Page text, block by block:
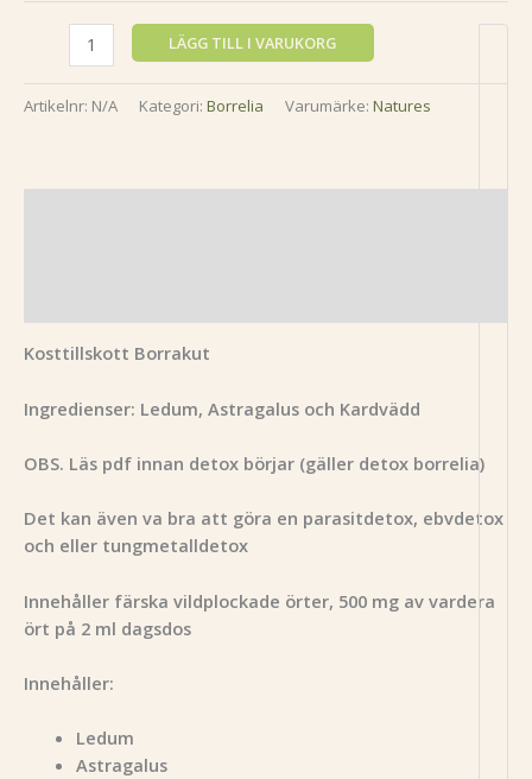
LÄGG TILL I VARUKORG
Artikelnr: N/A Kategori: Borrelia Varumärke: Natures
Kosttillskott Borrakut
Ingredienser: Ledum, Astragalus och Kardvädd
OBS. Läs pdf innan detox börjar (gäller detox borrelia)
Det kan även va bra att göra en parasitdetox, ebvdetox
och eller tungmetalldetox
Innehåller färska vildplockade örter, 500 mg av vardera
ört på 2 ml dagsdos
Innehåller:
Ledum
Astragalus